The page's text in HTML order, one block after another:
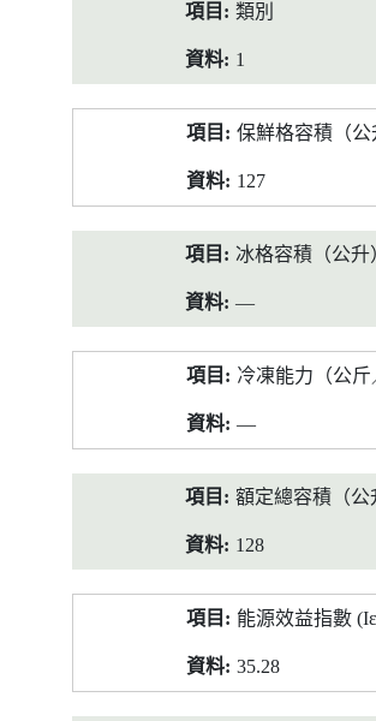
類別
1
保鮮格容積（公
127
冰格容積（公升
—
冷凍能力（公斤
—
額定總容積（公
128
能源效益指數
35.28